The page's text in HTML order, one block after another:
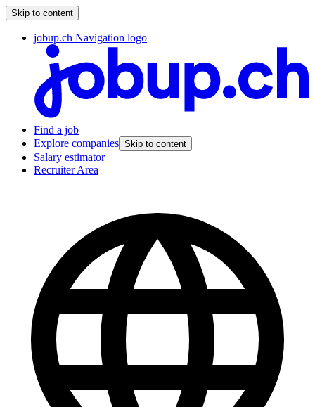
Skip to content
jobup.ch Navigation logo
Find a job
Explore companies Skip to content
Salary estimator
Recruiter Area